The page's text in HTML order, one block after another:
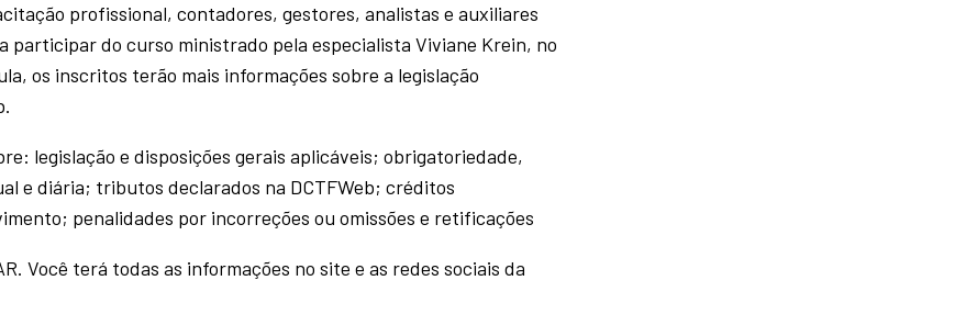
profissional, contadores, gestores, analistas e auxiliares
participar do curso ministrado pela especialista Viviane Krein, no
os inscritos terão mais informações sobre a legislação
legislação e disposições gerais aplicáveis; obrigatoriedade,
e diária; tributos declarados na DCTFWeb; créditos
penalidades por incorreções ou omissões e retificações
Você terá todas as informações no site e as redes sociais da